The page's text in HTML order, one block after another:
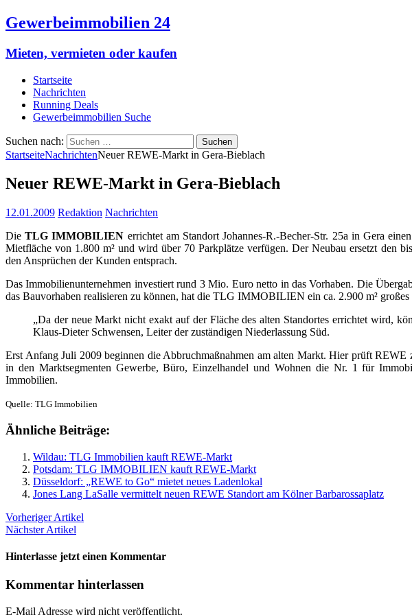
Gewerbeimmobilien 24
Mieten, vermieten oder kaufen
Startseite
Nachrichten
Running Deals
Gewerbeimmobilien Suche
Suchen nach:
StartseiteNachrichtenNeuer REWE-Markt in Gera-Bieblach
Neuer REWE-Markt in Gera-Bieblach
12.01.2009 Redaktion Nachrichten
DieTLG IMMOBILIEN errichtet am Standort Johannes-R.-Becher-Str. 25a in Gera
Mietfläche von 1.800 m² und wird über 70 Parkplätze verfügen. Der Neubau ersetzt den
den Ansprüchen der Kunden entsprach.
Das Immobilienunternehmen investiert rund 3 Mio. Euro netto in das Vorhaben. Die
das Bauvorhaben realisieren zu können, hat die TLG IMMOBILIEN ein ca. 2.900 m²
„Da der neue Markt nicht exakt auf der Fläche des alten Standortes errichtet wird,
Klaus-Dieter Schwensen, Leiter der zuständigen Niederlassung Süd.
Erst Anfang Juli 2009 beginnen die Abbruchmaßnahmen am alten Markt. Hier prüft
in den Marktsegmenten Gewerbe, Büro, Einzelhandel und Wohnen die Nr. 1 für
Immobilien.
Quelle: TLG Immobilien
Ähnliche Beiträge:
Wildau: TLG Immobilien kauft REWE-Markt
Potsdam: TLG IMMOBILIEN kauft REWE-Markt
Düsseldorf: „REWE to Go“ mietet neues Ladenlokal
Jones Lang LaSalle vermittelt neuen REWE Standort am Kölner Barbarossaplatz
Vorheriger Artikel
Nächster Artikel
Hinterlasse jetzt einen Kommentar
Kommentar hinterlassen
E-Mail Adresse wird nicht veröffentlicht.